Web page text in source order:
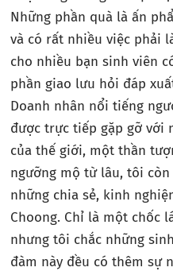
Những phần quà là ấn
và có rất nhiều việc phải
cho nhiều bạn sinh viên
phần giao lưu hỏi đáp
Doanh nhân nổi tiếng
được trực tiếp gặp gỡ với
của thế giới, một thần
ngưỡng mộ từ lâu, tôi
những chia sẻ, kinh
Choong. Chỉ là một chốc
nhưng tôi chắc những
đàm này đều có thêm sự